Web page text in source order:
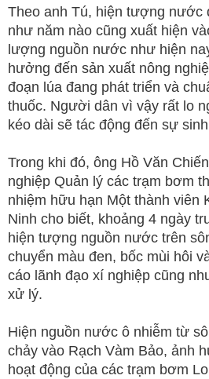
Theo anh Tú, hiện tượng nước
như năm nào cũng xuất hiện
lượng nguồn nước như hiện
hưởng đến sản xuất nông
đoạn lúa đang phát triển và
thuốc. Người dân vì vậy rất lo
kéo dài sẽ tác động đến sự
Trong khi đó, ông Hồ Văn
nghiệp Quản lý các trạm bơm
nhiệm hữu hạn Một thành viên
Ninh cho biết, khoảng 4 ngày
hiện tượng nguồn nước trên
chuyển màu đen, bốc mùi hôi
cáo lãnh đạo xí nghiệp cũng
xử lý.
Hiện nguồn nước ô nhiễm từ
chảy vào Rạch Vàm Bảo, ảnh
hoạt động của các trạm bơm